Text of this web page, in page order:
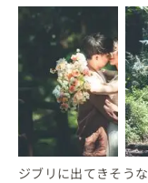
ジブリに出てきそう